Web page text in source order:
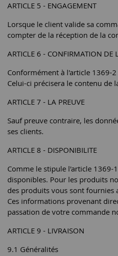
ARTICLE 5 - ENGAGEMENT
Lorsque le client valide sa
compter de la réception de la
ARTICLE 6 - CONFIRMATION DE
Conformément à l'article 1369-
Celui-ci précisera le contenu de
ARTICLE 7 - LA PREUVE
Sauf preuve contraire, les
ses clients.
ARTICLE 8 - DISPONIBILITE
Comme le stipule l'article 1369-
disponibles. Pour les produits
des produits vous sont fournies
Ces informations provenant
passation de votre commande
ARTICLE 9 - LIVRAISON
9.1 Généralités